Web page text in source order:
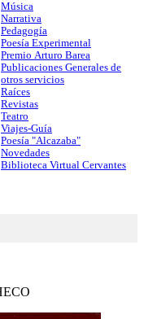
Música
Narrativa
Pedagogía
Poesía Experimental
Premio Arturo Barea
Publicaciones Generales de
otros servicios
Raíces
Revistas
Teatro
Viajes-Guía
Poesía "Alcazaba"
Novedades
Biblioteca Virtual Cervantes